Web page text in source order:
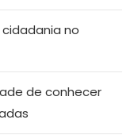
no
de conhecer